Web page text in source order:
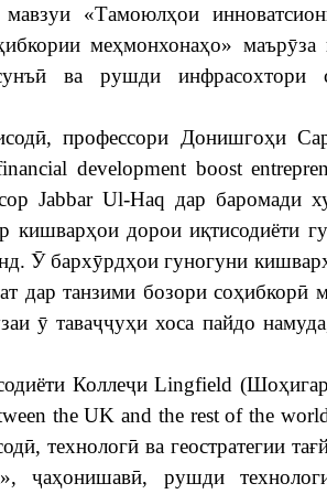
«Тамоюлҳои
меҳмонхонаҳо» маърӯза
ва рушди инфрасохтори
профессори Донишгоҳи
development boost
Jabbar Ul-Haq дар баромади
дорои иқтисодиёти
Ӯ бархӯрдҳои гуногуни
дар танзими бозори соҳибкорӣ
ӯ таваҷҷуҳи хоса пайдо
Коллеҷи Lingfield
the UK and the rest of the
технологӣ ва геостратегии
ҷаҳонишавӣ, рушди